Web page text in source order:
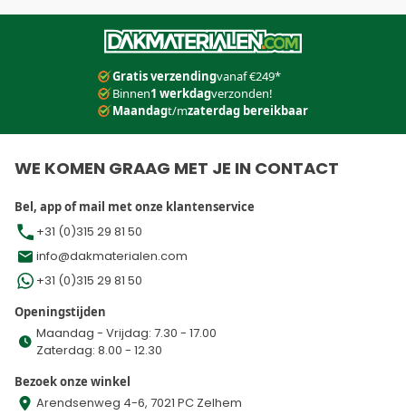
Gratis verzendingvanaf €249*
Binnen1 werkdagverzonden!
Maandagt/mzaterdag bereikbaar
WE KOMEN GRAAG MET JE IN CONTACT
Bel, app of mail met onze klantenservice
+31 (0)315 29 81 50
info@dakmaterialen.com
+31 (0)315 29 81 50
Openingstijden
Maandag - Vrijdag: 7.30 - 17.00
Zaterdag: 8.00 - 12.30
Bezoek onze winkel
Arendsenweg 4-6, 7021 PC Zelhem